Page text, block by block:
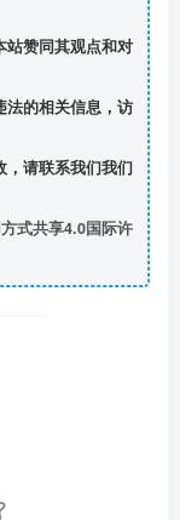
站赞同其观点和对
法的相关信息，访
，请联系我们我们
式共享4.0国际许